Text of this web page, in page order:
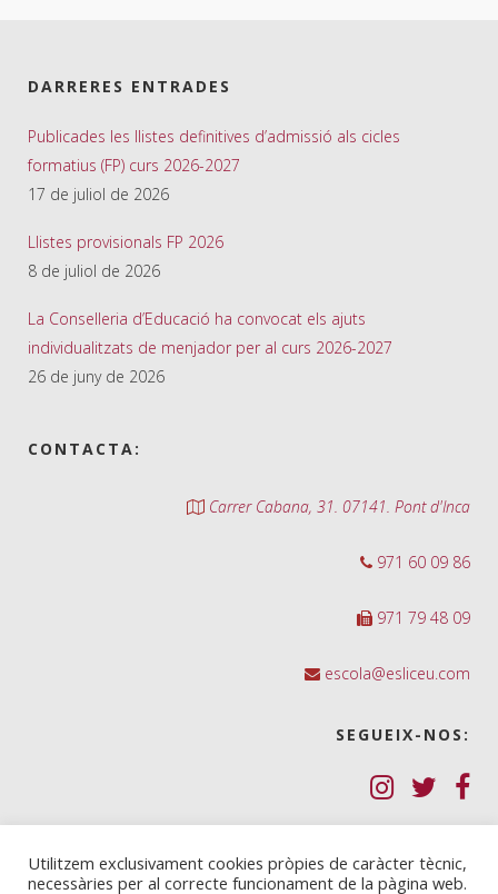
DARRERES ENTRADES
Publicades les llistes definitives d’admissió als cicles
formatius (FP) curs 2026-2027
17 de juliol de 2026
Llistes provisionals FP 2026
8 de juliol de 2026
La Conselleria d’Educació ha convocat els ajuts
individualitzats de menjador per al curs 2026-2027
26 de juny de 2026
CONTACTA:
Carrer Cabana, 31. 07141. Pont d'Inca
971 60 09 86
971 79 48 09
escola@esliceu.com
SEGUEIX-NOS:
Política de Galetes (cookies)
Utilitzem exclusivament cookies pròpies de caràcter tècnic,
necessàries per al correcte funcionament de la pàgina web.